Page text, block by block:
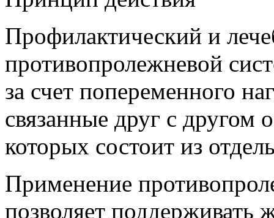
Профилактический и
противопролежневой
за счет попеременного
связанные друг с другом
которых состоит из
Применение
позволяет поддерживать